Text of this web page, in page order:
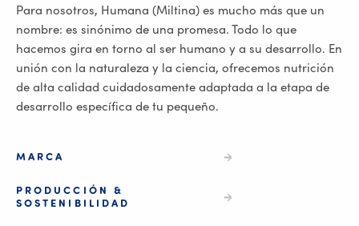
Para nosotros, Humana (Miltina) es mucho más que un
nombre: es sinónimo de una promesa. Todo lo que
hacemos gira en torno al ser humano y a su desarrollo. En
unión con la naturaleza y la ciencia, ofrecemos nutrición
de alta calidad cuidadosamente adaptada a la etapa de
desarrollo específica de tu pequeño.
MARCA
PRODUCCIÓN &
SOSTENIBILIDAD